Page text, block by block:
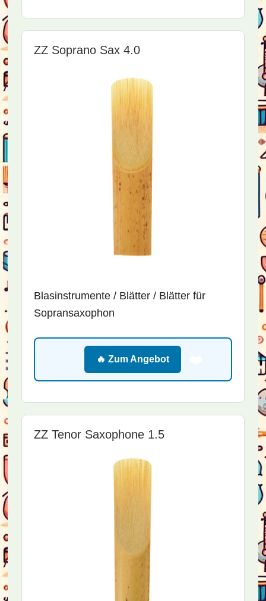
ZZ Soprano Sax 4.0
Blasinstrumente / Blätter / Blätter für
Sopransaxophon
🔥 Zum Angebot
ZZ Tenor Saxophone 1.5